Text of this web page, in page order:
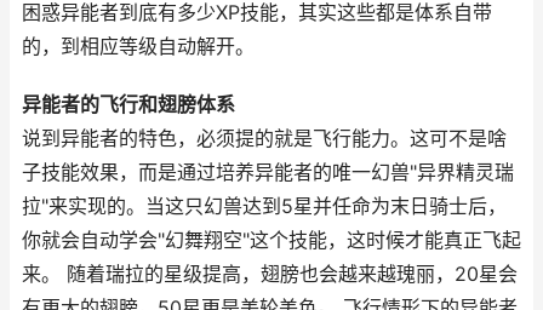
困惑异能者到底有多少XP技能，其实这些都是体系自带
的，到相应等级自动解开。
异能者的飞行和翅膀体系
说到异能者的特色，必须提的就是飞行能力。这可不是啥
子技能效果，而是通过培养异能者的唯一幻兽"异界精灵瑞
拉"来实现的。当这只幻兽达到5星并任命为末日骑士后，
你就会自动学会"幻舞翔空"这个技能，这时候才能真正飞起
来。 随着瑞拉的星级提高，翅膀也会越来越瑰丽，20星会